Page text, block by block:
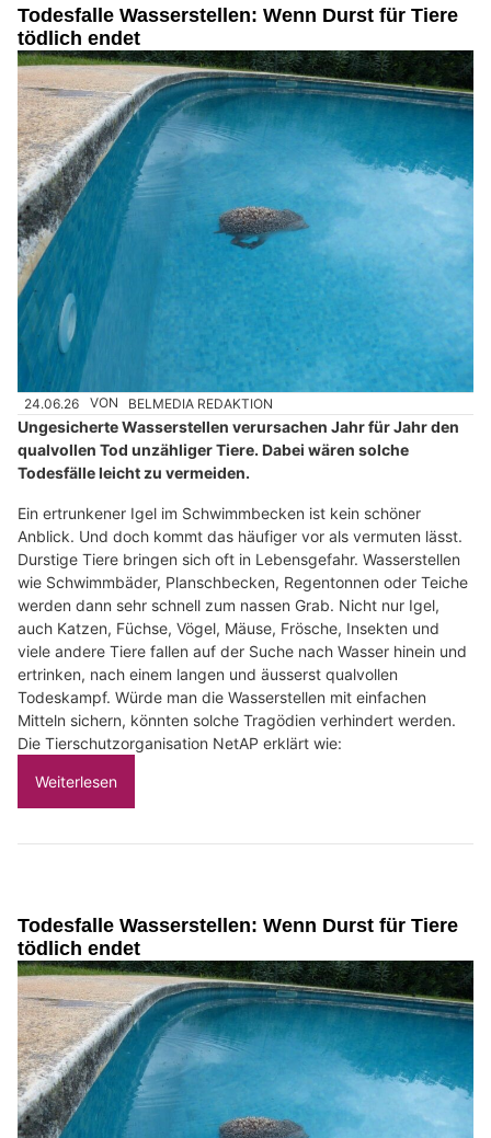
Todesfalle Wasserstellen: Wenn Durst für Tiere
tödlich endet
24.06.26 VON BELMEDIA REDAKTION
Ungesicherte Wasserstellen verursachen Jahr für Jahr den
qualvollen Tod unzähliger Tiere. Dabei wären solche
Todesfälle leicht zu vermeiden.
Ein ertrunkener Igel im Schwimmbecken ist kein schöner
Anblick. Und doch kommt das häufiger vor als vermuten lässt.
Durstige Tiere bringen sich oft in Lebensgefahr. Wasserstellen
wie Schwimmbäder, Planschbecken, Regentonnen oder Teiche
werden dann sehr schnell zum nassen Grab. Nicht nur Igel,
auch Katzen, Füchse, Vögel, Mäuse, Frösche, Insekten und
viele andere Tiere fallen auf der Suche nach Wasser hinein und
ertrinken, nach einem langen und äusserst qualvollen
Todeskampf. Würde man die Wasserstellen mit einfachen
Mitteln sichern, könnten solche Tragödien verhindert werden.
Die Tierschutzorganisation NetAP erklärt wie:
Weiterlesen
Todesfalle Wasserstellen: Wenn Durst für Tiere
tödlich endet